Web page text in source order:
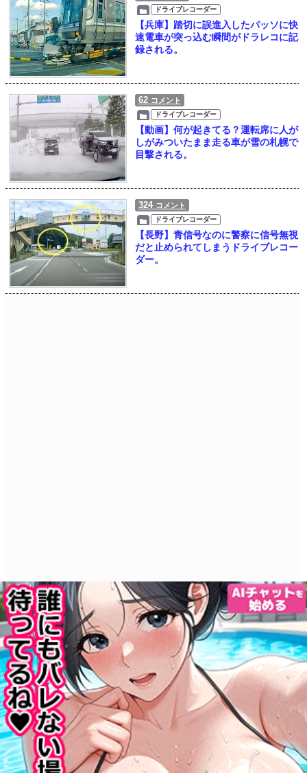
ドライブレコーダー
【兵庫】踏切に誤進入したパッソに快
速電車が突っ込む瞬間がドラレコに記
録される。
62 コメント
ドライブレコーダー
【動画】何が起きてる？運転席に人が
しがみついたまま走る車が雪の札幌で
目撃される。
324 コメント
ドライブレコーダー
【長野】青信号なのに警察に信号無視
だと止められてしまうドライブレコー
ダー。